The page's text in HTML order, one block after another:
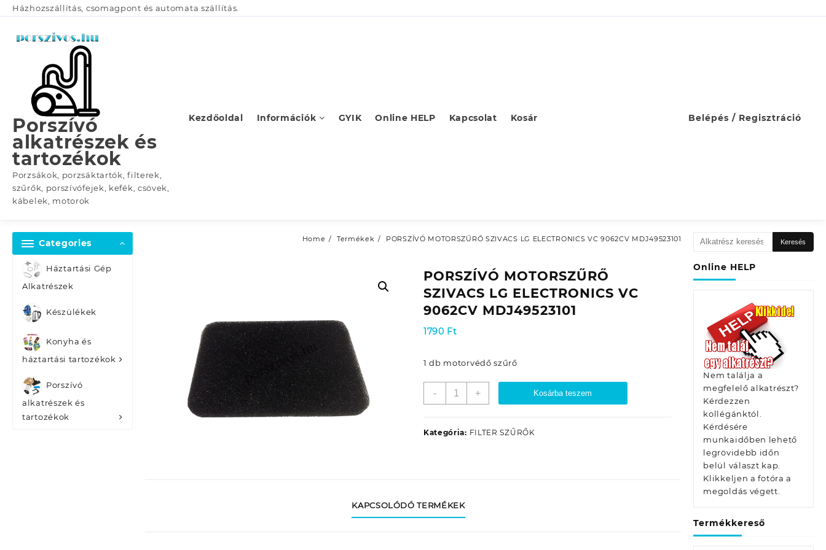
Skip
to
Házhozszállítás, csomagpont és automata szállítás.
Porszívó
alkatrészek és
tartozékok
Porzsákok, porzsáktartók, filterek,
szűrők, porszívófejek, kefék, csövek,
kábelek, motorok
Kezdőoldal Információk GYIK Online HELP Kapcsolat Kosár Belépés / Regisztráció
Categories
Háztartási Gép
Alkatrészek
Készülékek
Konyha és
háztartási tartozékok
Porszívó
alkatrészek és
tartozékok
Home Termékek PORSZÍVÓ MOTORSZŰRŐ SZIVACS LG ELECTRONICS VC 9062CV MDJ49523101
PORSZÍVÓ MOTORSZŰRŐ
SZIVACS LG ELECTRONICS VC
9062CV MDJ49523101
1790 Ft
1 db motorvédő szűrő
-
PORSZÍVÓ
ELECTRONICS
+ Kosárba teszem
Kategória: FILTER SZŰRŐK
KAPCSOLÓDÓ TERMÉKEK
Keresés
következőre:
Keresés
Online HELP
Nem találja a
megfelelő alkatrészt?
Kérdezzen
kollégánktól.
Kérdésére
munkaidőben lehető
legrövidebb időn
belül választ kap.
Klikkeljen a fotóra a
megoldás végett.
Termékkereső